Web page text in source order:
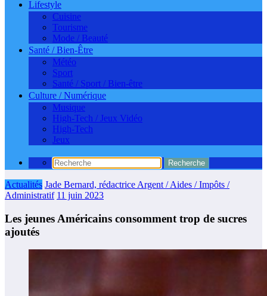
Lifestyle
Cuisine
Tourisme
Mode / Beauté
Santé / Bien-Être
Météo
Sport
Santé / Sport / Bien-être
Culture / Numérique
Musique
High-Tech / Jeux Vidéo
High-Tech
Jeux
Actualités Jade Bernard, rédactrice Argent / Aides / Impôts /
Administratif 11 juin 2023
Les jeunes Américains consomment trop de sucres
ajoutés